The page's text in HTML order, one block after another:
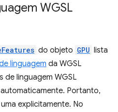
WGSL
do objeto GPU lista
linguagem da WGSL
de linguagem WGSL
Portanto,
explicitamente. No